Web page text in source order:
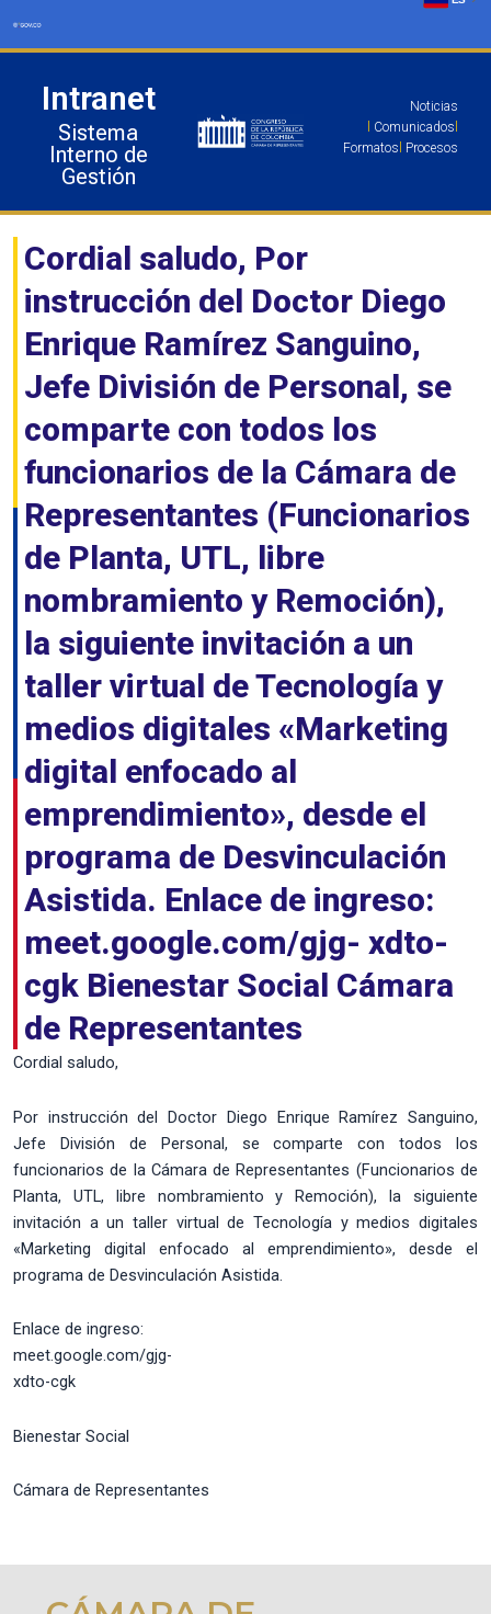
Intranet
Sistema
Interno de
Gestión
Noticias
Comunicados
Formatos Procesos
Cordial saludo, Por
instrucción del Doctor Diego
Enrique Ramírez Sanguino,
Jefe División de Personal, se
comparte con todos los
funcionarios de la Cámara de
Representantes (Funcionarios
de Planta, UTL, libre
nombramiento y Remoción),
la siguiente invitación a un
taller virtual de Tecnología y
medios digitales «Marketing
digital enfocado al
emprendimiento», desde el
programa de Desvinculación
Asistida. Enlace de ingreso:
meet.google.com/gjg- xdto-
cgk Bienestar Social Cámara
de Representantes
Cordial saludo,
Por instrucción del Doctor Diego Enrique Ramírez Sanguino,
Jefe División de Personal, se comparte con todos los
funcionarios de la Cámara de Representantes (Funcionarios de
Planta, UTL, libre nombramiento y Remoción), la siguiente
invitación a un taller virtual de Tecnología y medios digitales
«Marketing digital enfocado al emprendimiento», desde el
programa de Desvinculación Asistida.
Enlace de ingreso:
meet.google.com/gjg-
xdto-cgk
Bienestar Social
Cámara de Representantes